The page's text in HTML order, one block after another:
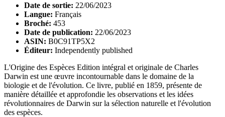
Date de sortie: 22/06/2023
Langue: Français
Broché: 453
Date de publication: 22/06/2023
ASIN: B0C91TP5X2
Éditeur: Independently published
L'Origine des Espèces Edition intégral et originale de Charles
Darwin est une œuvre incontournable dans le domaine de la
biologie et de l'évolution. Ce livre, publié en 1859, présente de
manière détaillée et approfondie les observations et les idées
révolutionnaires de Darwin sur la sélection naturelle et l'évolution
des espèces.